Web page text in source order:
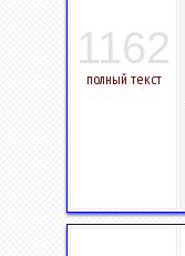
1162
полный текст